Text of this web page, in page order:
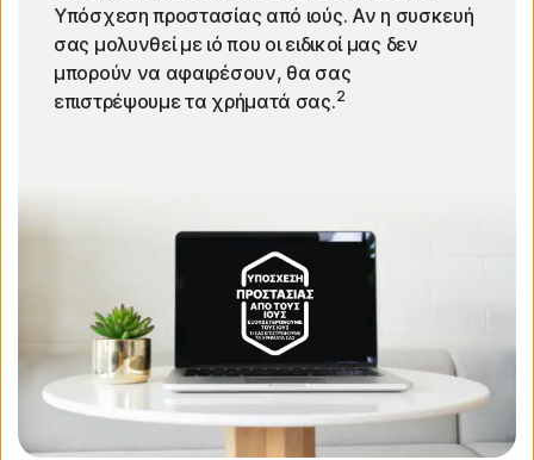
Υπόσχεση προστασίας από ιούς. Αν η συσκευή
σας μολυνθεί με ιό που οι ειδικοί μας δεν
μπορούν να αφαιρέσουν, θα σας
επιστρέψουμε τα χρήματά σας.2